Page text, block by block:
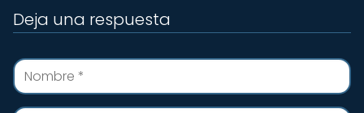
Deja una respuesta